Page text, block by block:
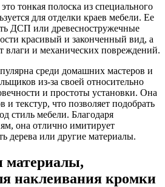
тонкая полоска из специального
для отделки краев мебели. Ее
ДСП или древесностружечные
красивый и законченный вид, а
влаги и механических повреждений.
среди домашних мастеров и
из-за своей относительно
и простоты установки. Она
и текстур, что позволяет подобрать
стиль мебели. Благодаря
она отлично имитирует
дерева или другие материалы.
материалы,
наклеивания кромки